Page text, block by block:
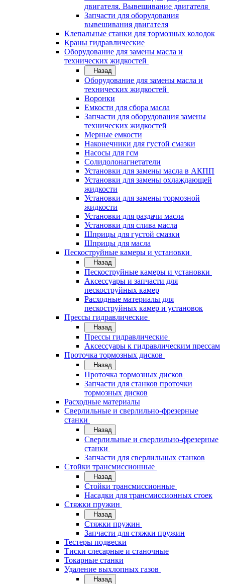
двигателя. Вывешивание двигателя
Запчасти для оборудования
вывешивания двигателя
Клепальные станки для тормозных колодок
Краны гидравлические
Оборудование для замены масла и
технических жидкостей
Назад
Оборудование для замены масла и
технических жидкостей
Воронки
Емкости для сбора масла
Запчасти для оборудования замены
технических жидкостей
Мерные емкости
Наконечники для густой смазки
Насосы для гсм
Солидолонагнетатели
Установки для замены масла в АКПП
Установки для замены охлаждающей
жидкости
Установки для замены тормозной
жидкости
Установки для раздачи масла
Установки для слива масла
Шприцы для густой смазки
Шприцы для масла
Пескоструйные камеры и установки
Назад
Пескоструйные камеры и установки
Аксессуары и запчасти для
пескоструйных камер
Расходные материалы для
пескоструйных камер и установок
Прессы гидравлические
Назад
Прессы гидравлические
Аксессуары к гидравлическим прессам
Проточка тормозных дисков
Назад
Проточка тормозных дисков
Запчасти для станков проточки
тормозных дисков
Расходные материалы
Сверлильные и сверлильно-фрезерные
станки
Назад
Сверлильные и сверлильно-фрезерные
станки
Запчасти для сверлильных станков
Стойки трансмиссионные
Назад
Стойки трансмиссионные
Насадки для трансмиссионных стоек
Стяжки пружин
Назад
Стяжки пружин
Запчасти для стяжки пружин
Тестеры подвески
Тиски слесарные и станочные
Токарные станки
Удаление выхлопных газов
Назад